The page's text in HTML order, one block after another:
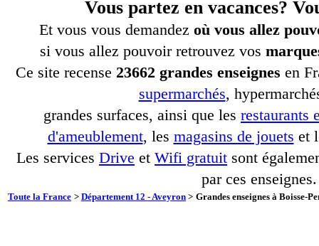
Vous partez en vacances?
Et vous vous demandez où vous allez
si vous allez pouvoir retrouvez vos
Ce site recense 23662 grandes enseignes en
supermarchés,
grandes surfaces, ainsi que les restaurants
d'ameublement, les magasins de jouets et
Les services Drive et Wifi gratuit sont
par ces enseignes.
Toute la France > Département 12 - Aveyron > Grandes enseignes à Boisse-